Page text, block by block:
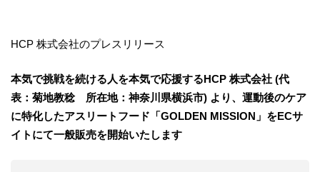
HCP 株式会社のプレスリリース
本気で挑戦を続ける人を本気で応援するHCP 株式会社 (代
表：菊地教稔 所在地：神奈川県横浜市) より、運動後のケア
に特化したアスリートフード「GOLDEN MISSION」をECサ
イトにて一般販売を開始いたします